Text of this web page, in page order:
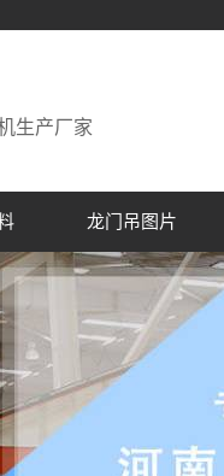
生产厂家
龙门吊图片